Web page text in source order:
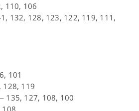
110, 106
132, 128, 123, 122, 119, 111,
101
119
135, 127, 108, 100